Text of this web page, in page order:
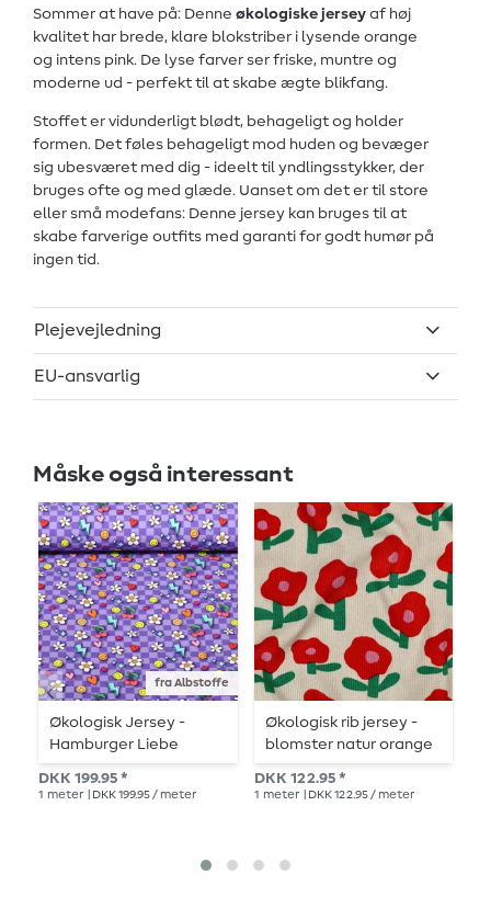
Sommer at have på: Denne økologiske jersey af høj
kvalitet har brede, klare blokstriber i lysende orange
og intens pink. De lyse farver ser friske, muntre og
moderne ud - perfekt til at skabe ægte blikfang.
Stoffet er vidunderligt blødt, behageligt og holder
formen. Det føles behageligt mod huden og bevæger
sig ubesværet med dig - ideelt til yndlingsstykker, der
bruges ofte og med glæde. Uanset om det er til store
eller små modefans: Denne jersey kan bruges til at
skabe farverige outfits med garanti for godt humør på
ingen tid.
Plejevejledning
EU-ansvarlig
Måske også interessant
fra Albstoffe
Økologisk Jersey -
Hamburger Liebe
Choose Your Vibe Be
You Purple
DKK 199.95 *
1 meter | DKK 199.95 / meter
Økologisk rib jersey -
blomster natur orange
DKK 122.95 *
1 meter | DKK 122.95 / meter